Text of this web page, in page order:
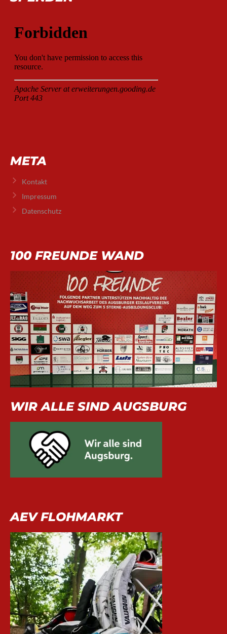
META
Kontakt
Impressum
Datenschutz
100 FREUNDE WAND
WIR ALLE SIND AUGSBURG
AEV FLOHMARKT